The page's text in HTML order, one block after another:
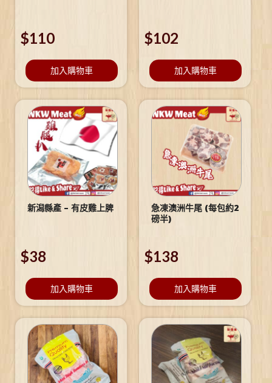
$110
加入購物車
$102
加入購物車
新潟縣產 – 有皮雞上脾
$38
加入購物車
急凍澳洲牛尾 (每包約2
磅半)
$138
加入購物車